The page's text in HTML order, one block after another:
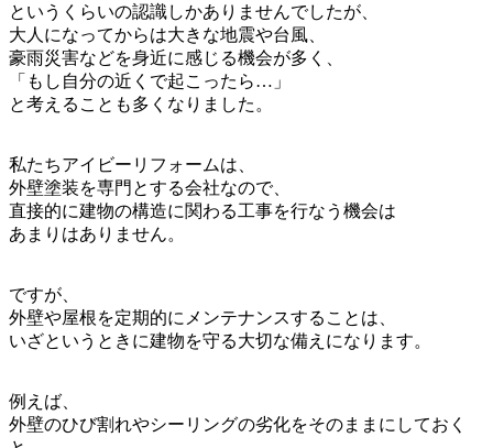
というくらいの認識しかありませんでしたが、
大人になってからは大きな地震や台風、
豪雨災害などを身近に感じる機会が多く、
「もし自分の近くで起こったら…」
と考えることも多くなりました。
私たちアイビーリフォームは、
外壁塗装を専門とする会社なので、
直接的に建物の構造に関わる工事を行なう機会は
あまりはありません。
ですが、
外壁や屋根を定期的にメンテナンスすることは、
いざというときに建物を守る大切な備えになります。
例えば、
外壁のひび割れやシーリングの劣化をそのままにしておく